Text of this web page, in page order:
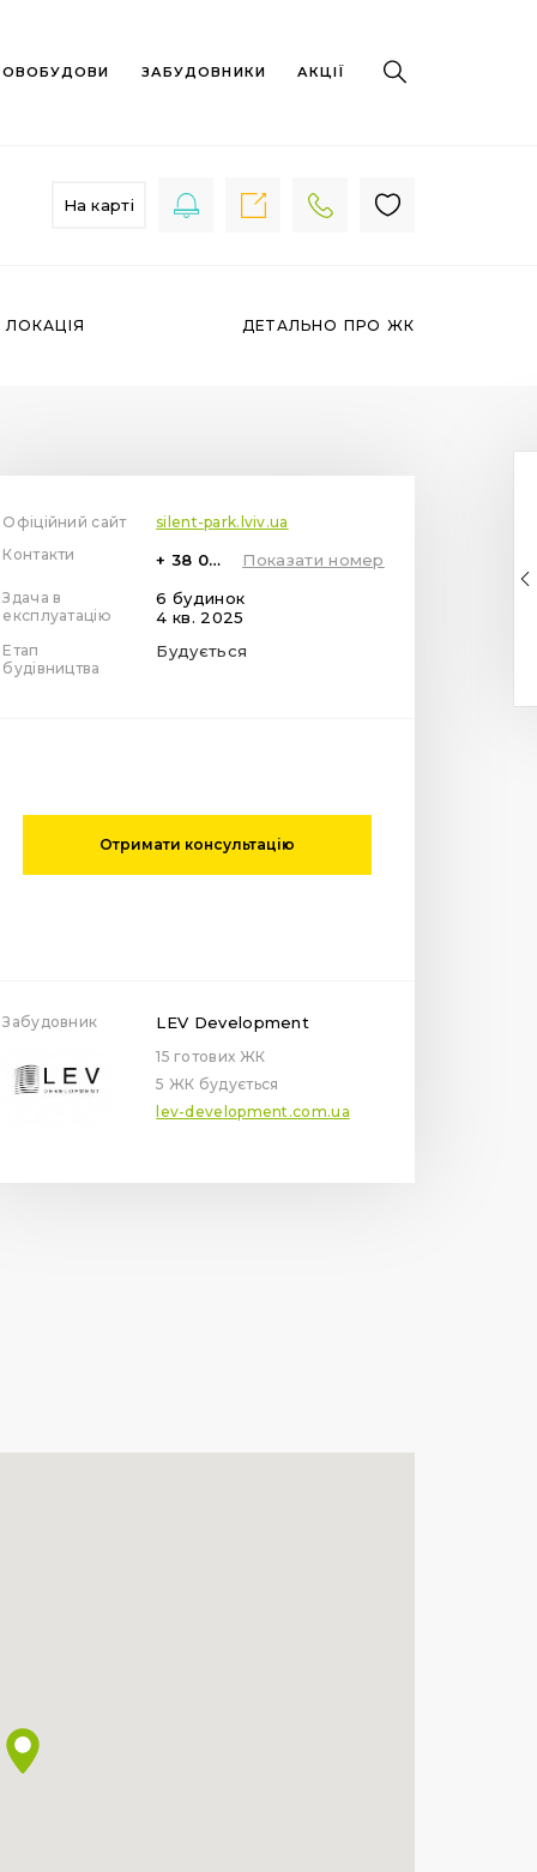
ЗАБУДОВНИКИ АКЦІЇ
На карті
ЛОКАЦІЯ ДЕТАЛЬНО ПРО ЖК
Офіційний сайт
silent-park.lviv.ua
Контакти
+ 38 099 78 78 287 Показати номер
Здача в
експлуатацію
6 будинок
4 кв. 2025
Етап
будівництва
Будується
Отримати консультацію
Забудовник LEV Development
15 готових ЖК
5 ЖК будується
lev-development.com.ua